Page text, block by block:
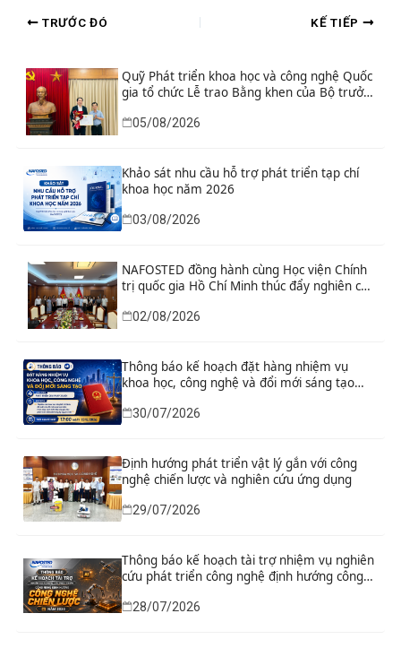
TRƯỚC ĐÓ KẾ TIẾP
Quỹ Phát triển khoa học và công nghệ Quốc
gia tổ chức Lễ trao Bằng khen của Bộ trưởng
nhân có thành tích xuất sắc
05/08/2026
Khảo sát nhu cầu hỗ trợ phát triển tạp chí
khoa học năm 2026
03/08/2026
NAFOSTED đồng hành cùng Học viện Chính
trị quốc gia Hồ Chí Minh thúc đẩy nghiên cứu
02/08/2026
Thông báo kế hoạch đặt hàng nhiệm vụ
khoa học, công nghệ và đổi mới sáng tạo
“Nghiên cứu khoa học tổng kết thi hành, đề
xuất sửa đổi, bổ sung toàn diện Hiến pháp
30/07/2026
Định hướng phát triển vật lý gắn với công
nghệ chiến lược và nghiên cứu ứng dụng
29/07/2026
Thông báo kế hoạch tài trợ nhiệm vụ nghiên
cứu phát triển công nghệ định hướng công
nghệ chiến lược năm 2026
28/07/2026